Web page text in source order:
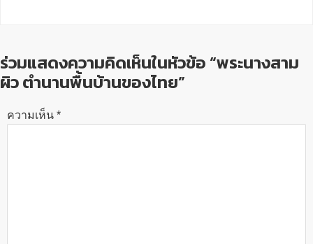
ร่วมแสดงความคิดเห็นในหัวข้อ “พระนางสาม
ผิว ตำนานพื้นบ้านของไทย”
ความเห็น *